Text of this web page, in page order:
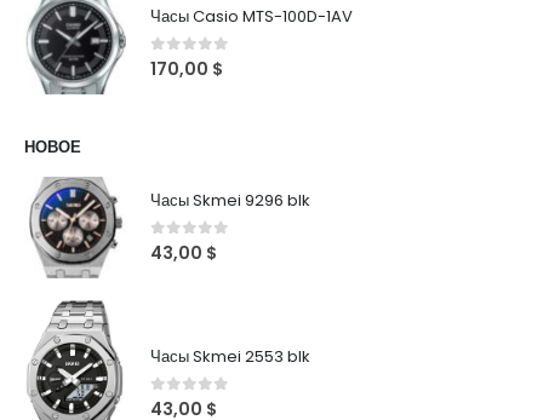
Часы Casio MTS-100D-1AV
0out of 5
170,00 $
НОВОЕ
Часы Skmei 9296 blk
0 out of 5
43,00 $
Часы Skmei 2553 blk
0 out of 5
43,00 $